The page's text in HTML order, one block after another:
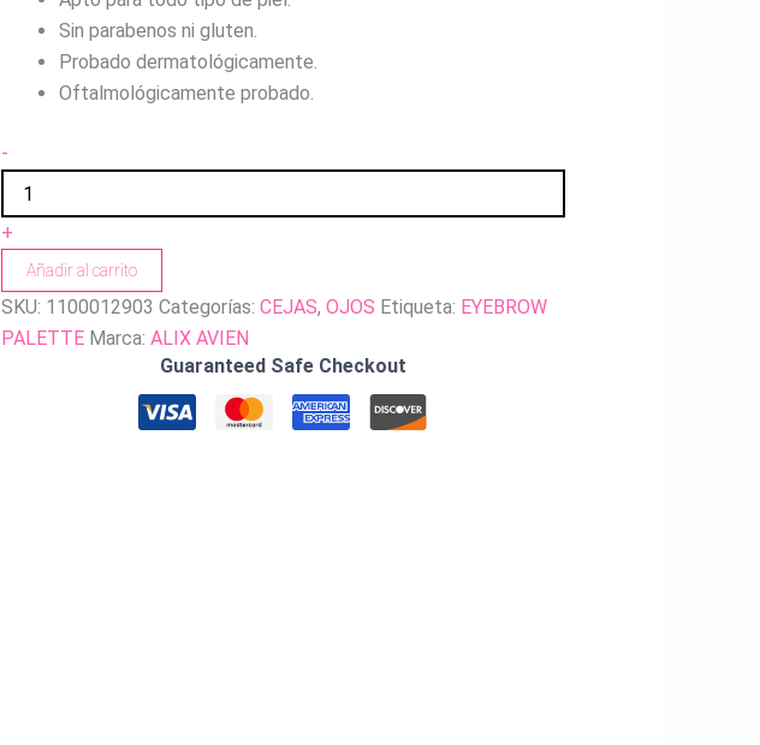
Sin parabenos ni gluten.
Probado dermatológicamente.
Oftalmológicamente probado.
-
+
Añadir al carrito
SKU: 1100012903 Categorías: CEJAS, OJOS Etiqueta: EYEBROW
PALETTE Marca: ALIX AVIEN
Guaranteed Safe Checkout